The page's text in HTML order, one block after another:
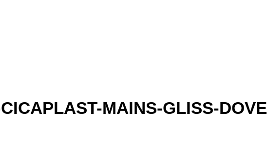
MAINS-GLISS-DOVE